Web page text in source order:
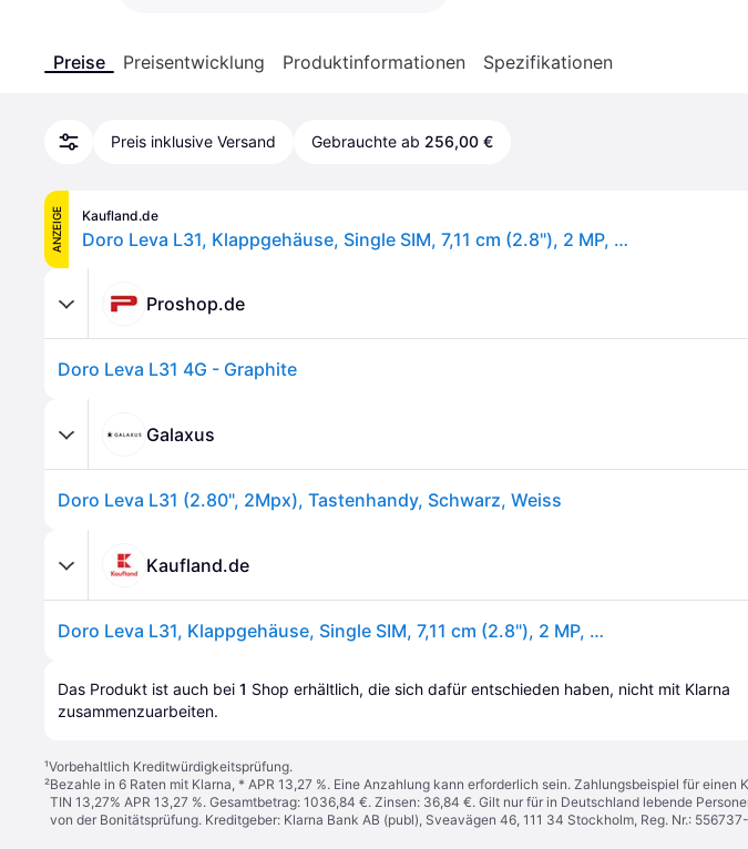
Preise Preisentwicklung Produktinformationen Spezifikationen
Preis inklusive Versand Gebrauchte ab 256,00 €
ANZEIGE Kaufland.de
Doro Leva L31, Klappgehäuse, Single SIM, 7,11 cm (2.8"), 2 MP, 1150 mAh, Schwarz, Weiß
Proshop.de
Doro Leva L31 4G - Graphite
Galaxus
Doro Leva L31 (2.80", 2Mpx), Tastenhandy, Schwarz, Weiss
Kaufland.de
Doro Leva L31, Klappgehäuse, Single SIM, 7,11 cm (2.8"), 2 MP, 1150 mAh, Schwarz, Weiß
Das Produkt ist auch bei 1 Shop erhältlich, die sich dafür entschieden haben, nicht mit Klarna
zusammenzuarbeiten.
¹Vorbehaltlich Kreditwürdigkeitsprüfung.
²Bezahle in 6 Raten mit Klarna, * APR 13,27 %. Eine Anzahlung kann erforderlich sein. Zahlungsbeispiel für
TIN 13,27% APR 13,27 %. Gesamtbetrag: 1036,84 €. Zinsen: 36,84 €. Gilt nur für in Deutschland lebende
von der Bonitätsprüfung. Kreditgeber: Klarna Bank AB (publ), Sveavägen 46, 111 34 Stockholm, Reg. Nr.: